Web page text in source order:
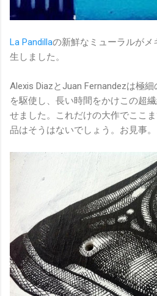
La Pandillaの新鮮なミューラルが
生しました。
Alexis DiazとJuan Fernandezは極
を駆使し、長い時間をかけこの超
せました。これだけの大作でここ
品はそうはないでしょう。お見事。